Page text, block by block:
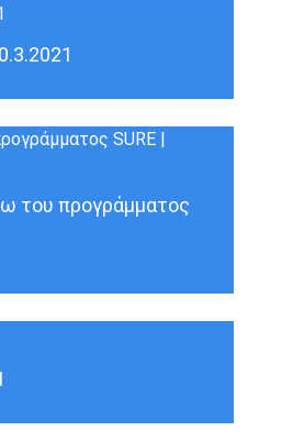
του προγράμματος